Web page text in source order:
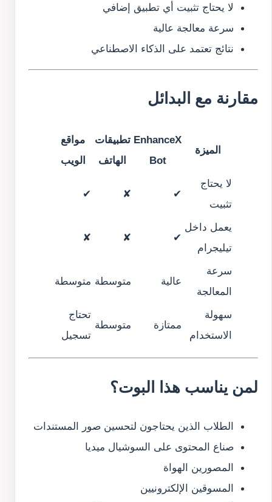
لا يحتاج تثبيت أي تطبيق إضافي
سرعة معالجة عالية
نتائج تعتمد على الذكاء الاصطناعي
مقارنة مع البدائل
الميزة
EnhanceX
Bot
تطبيقات
الهاتف
مواقع
الويب
لا يحتاج
تثبيت
✔
✘
✔
يعمل داخل
تيليجرام
✔
✘
✘
سرعة
المعالجة
عالية متوسطة متوسطة
سهولة
الاستخدام
ممتازة متوسطة
تحتاج
تسجيل
لمن يناسب هذا البوت؟
الطلاب الذين يحتاجون لتحسين صور المستندات
صناع المحتوى على السوشيال ميديا
المصورين الهواة
المسوقين الإلكترونيين